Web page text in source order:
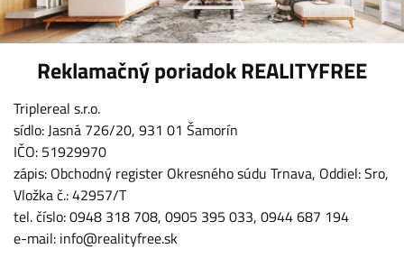
Reklamačný poriadok REALITYFREE
Triplereal s.r.o.
sídlo: Jasná 726/20, 931 01 Šamorín
IČO: 51929970
zápis: Obchodný register Okresného súdu Trnava, Oddiel: Sro,
Vložka č.: 42957/T
tel. číslo:0948 318 708, 0905 395 033, 0944 687 194
e-mail: info@realityfree.sk